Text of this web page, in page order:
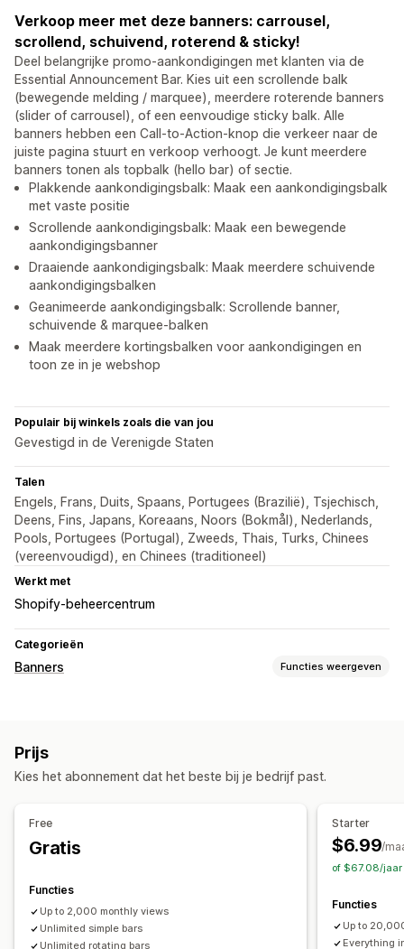
Verkoop meer met deze banners: carrousel,
scrollend, schuivend, roterend & sticky!
Deel belangrijke promo-aankondigingen met klanten via de
Essential Announcement Bar. Kies uit een scrollende balk
(bewegende melding / marquee), meerdere roterende banners
(slider of carrousel), of een eenvoudige sticky balk. Alle
banners hebben een Call-to-Action-knop die verkeer naar de
juiste pagina stuurt en verkoop verhoogt. Je kunt meerdere
banners tonen als topbalk (hello bar) of sectie.
Plakkende aankondigingsbalk: Maak een aankondigingsbalk
met vaste positie
Scrollende aankondigingsbalk: Maak een bewegende
aankondigingsbanner
Draaiende aankondigingsbalk: Maak meerdere schuivende
aankondigingsbalken
Geanimeerde aankondigingsbalk: Scrollende banner,
schuivende & marquee-balken
Maak meerdere kortingsbalken voor aankondigingen en
toon ze in je webshop
Populair bij winkels zoals die van jou
Gevestigd in de Verenigde Staten
Talen
Engels, Frans, Duits, Spaans, Portugees (Brazilië), Tsjechisch,
Deens, Fins, Japans, Koreaans, Noors (Bokmål), Nederlands,
Pools, Portugees (Portugal), Zweeds, Thais, Turks, Chinees
(vereenvoudigd), en Chinees (traditioneel)
Werkt met
Shopify-beheercentrum
Categorieën
Banners Functies weergeven
Meerdere aankondigingen
Promotie Persoonlijke aanbevelingen
Meerdere talen
Campagnetargeting Gedragstargeting
Analytics en rapportage
Prijs
Kies het abonnement dat het beste bij je bedrijf past.
Free
Gratis
Functies
Up to 2,000 monthly views
Unlimited simple bars
Unlimited rotating bars
Starter
$6.99/
of $67.08/jaar
Functies
Up to
Everything